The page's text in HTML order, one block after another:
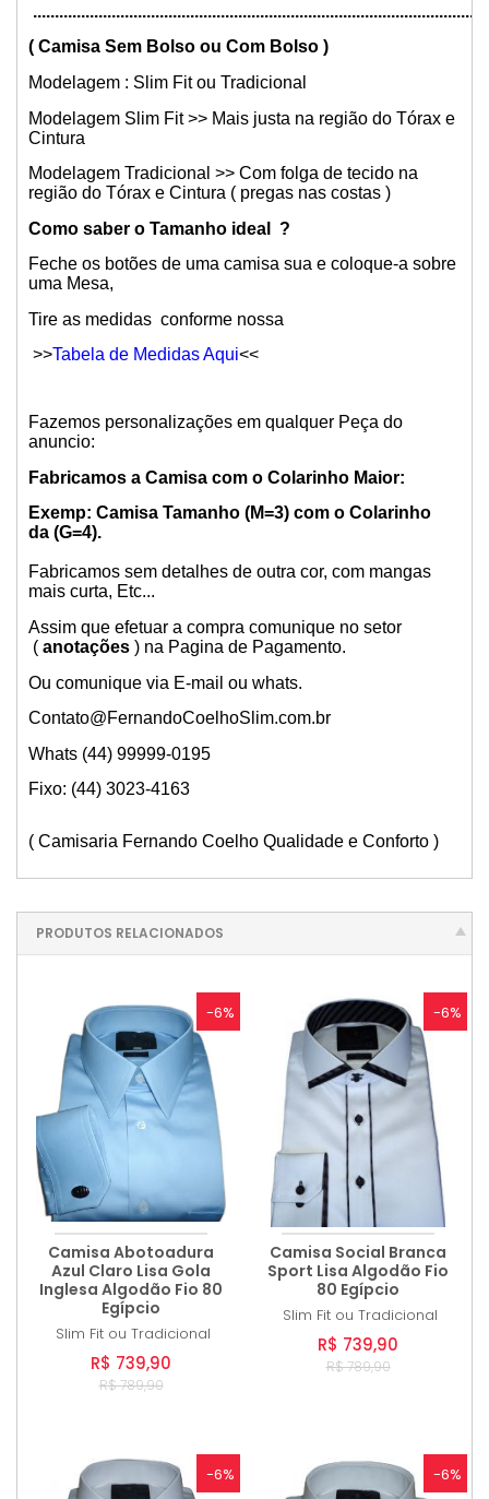
( Camisa Sem Bolso ou Com Bolso )
Modelagem : Slim Fit ou Tradicional
Modelagem Slim Fit >> Mais justa na região do Tórax e
Cintura
Modelagem Tradicional >> Com folga de tecido na
região do Tórax e Cintura ( pregas nas costas )
Como saber o Tamanho ideal ?
Feche os botões de uma camisa sua e coloque-a sobre
uma Mesa,
Tire as medidas conforme nossa
>>Tabela de Medidas Aqui<<
Fazemos personalizações em qualquer Peça do
anuncio:
Fabricamos a Camisa com o Colarinho Maior:
Exemp: Camisa Tamanho (M=3) com o Colarinho
da (G=4).
Fabricamos sem detalhes de outra cor, com mangas
mais curta, Etc...
Assim que efetuar a compra comunique no setor
( anotações ) na Pagina de Pagamento.
Ou comunique via E-mail ou whats.
Contato@FernandoCoelhoSlim.com.br
Whats (44) 99999-0195
Fixo: (44) 3023-4163
( Camisaria Fernando Coelho Qualidade e Conforto )
PRODUTOS RELACIONADOS
-6%
Camisa Abotoadura
Azul Claro Lisa Gola
Inglesa Algodão Fio 80
Egípcio
Slim Fit ou Tradicional
R$ 739,90
R$ 789,90
-6%
Camisa Social Branca
Sport Lisa Algodão Fio
80 Egípcio
Slim Fit ou Tradicional
R$ 739,90
R$ 789,90
-6% -6%